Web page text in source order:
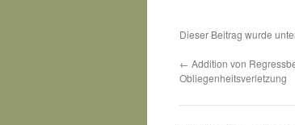
Dieser Beitrag wurde
← Addition von
Obliegenheitsverletzung